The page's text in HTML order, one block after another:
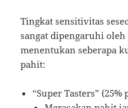
Tingkat sensitivitas
sangat dipengaruhi
menentukan seberapa
pahit:
“Super Tasters” (25%